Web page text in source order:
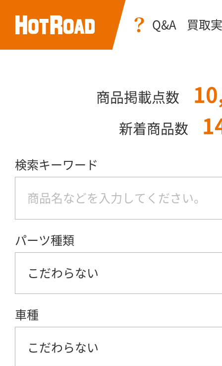
Q&A 買取
商品掲載点数
新着商品数
検索キーワード
パーツ種類
こだわらない
車種
こだわらない